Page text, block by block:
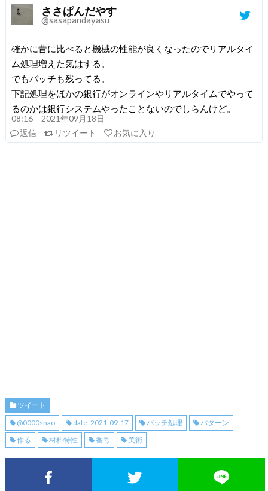
ささぱんだやす
@sasapandayasu
確かに昔に比べると機械の性能が良くなったのでリアルタイ
ム処理増えた気はする。
でもバッチも残ってる。
下記処理をほかの銀行がオンラインやリアルタイムでやって
るのかは銀行システムやったことないのでしらんけど。
08:16 – 2021年09月18日
返信
リツイート お気に入り
ツイート
@0000snao
date_2021-09-17 バッチ処理
パターン
作る
材料特性 番号 美術
Facebookでシェア Twitterでシェア